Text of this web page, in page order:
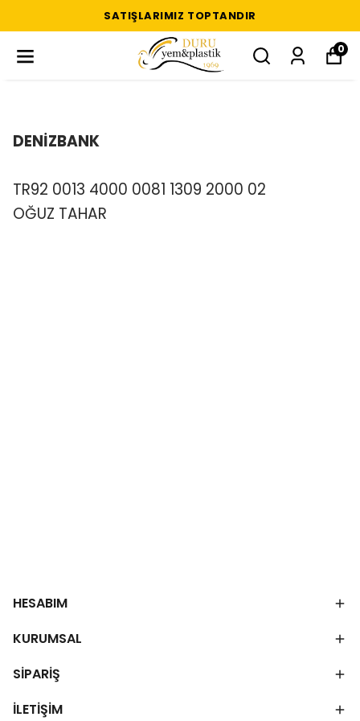
SATIŞLARIMIZ TOPTANDIR
0
DENİZBANK
TR92 0013 4000 0081 1309 2000 02
OĞUZ TAHAR
HESABIM
KURUMSAL
SİPARİŞ
İLETİŞİM